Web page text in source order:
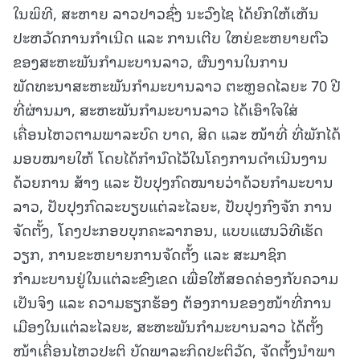
ໃນພິທີ, ສະຫາຍ ລາວປາວຊົ່ງ ນະວົງໄຊ ໄດ້ຍົກໃຫ້ເຫັນ
ປະຫວັດການກຳເນີດ ແລະ ການເຕີບ ໃຫຍ່ຂະຫຍາຍຕົວ
ຂອງສະຫະພັນກຳມະບານລາວ, ຜົນງານໃນການ
ພັດທະນາສະຫະພັນກຳມະບານລາວ ຕະຫຼອດໄລຍະ 70 ປີ
ທີ່ຜ່ານມາ, ສະຫະພັນກຳມະບານລາວ ໄດ້ເອົາໃຈໃສ່
ເຄື່ອນໄຫວຕາມພາລະບົດ ບາດ, ສິດ ແລະ ໜ້າທີ່ ທີ່ພັກໄດ້
ມອບໝາຍໃຫ້ ໂດຍໄດ້ກຳນົດໄວ້ໃນໂຄງການດໍາເນີນງານ
ດ້ວຍການ ສ້າງ ແລະ ປັບປຸງກົດໝາຍວ່າດ້ວຍກຳມະບານ
ລາວ, ປັບປຸງກົດລະບຽບແຕ່ລະໄລຍະ, ປັບປຸງກົງຈັກ ການ
ຈັດຕັ້ງ, ໂຄງປະກອບບຸກຄະລາກອນ, ແບບແຜນວິທີເຮັດ
ວຽກ, ການຂະຫຍາຍການຈັດຕັ້ງ ແລະ ສະມາຊິກ
ກຳມະບານຢູ່ໃນແຕ່ລະຂົງເຂດ ເພື່ອໃຫ້ສອດຄ່ອງກັບຄວາມ
ເປັນຈິງ ແລະ ຄວາມຮຽກຮ້ອງ ຕ້ອງການຂອງໜ້າທີ່ການ
ເມືອງໃນແຕ່ລະໄລຍະ, ສະຫະພັນກຳມະບານລາວ ໄດ້ຕັ້ງ
ໜ້າເຄື່ອນໄຫວປະຕິ ບັດພາລະກິດປະຕິວັດ, ຈັດຕັ້ງນຳພາ